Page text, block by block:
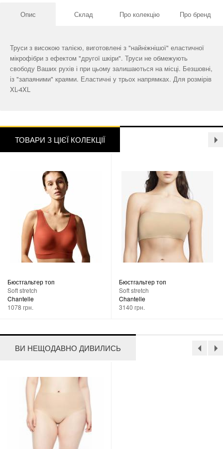
Опис Склад Про колекцію Про бренд
Труси з високою талією, виготовлені з "найніжнішої" еластичної
мікрофібри з ефектом "другої шкіри". Труси не обмежують
свободу Ваших рухів і при цьому залишаються на місці. Безшовні,
із "запаяними" краями. Еластичні у трьох напрямках. Для розмірів
XL-4XL
ТОВАРИ З ЦІЄЇ КОЛЕКЦІЇ
Бюстгальтер топ
Soft stretch
Chantelle
1078 грн.
Бюстгальтер топ
Soft stretch
Chantelle
3140 грн.
ВИ НЕЩОДАВНО ДИВИЛИСЬ